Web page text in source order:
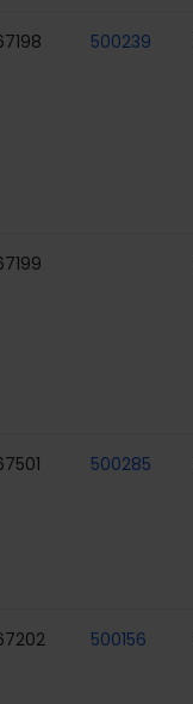
500239
500285
500156